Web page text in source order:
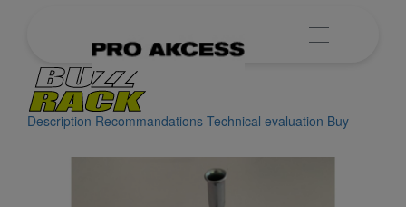
Description Recommandations Technical evaluation Buy